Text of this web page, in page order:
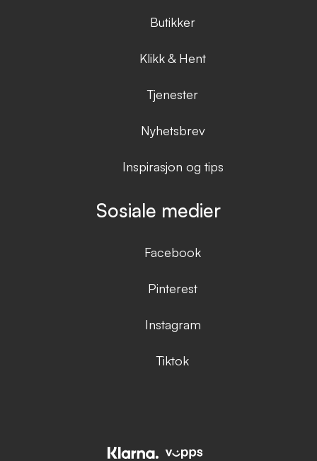
Butikker
Klikk & Hent
Tjenester
Nyhetsbrev
Inspirasjon og tips
Sosiale medier
Facebook
Pinterest
Instagram
Tiktok